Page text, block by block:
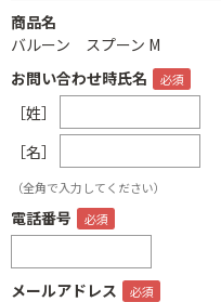
商品名
バルーン スプーン M
お問い合わせ時氏名
［姓］
［名］
（全角で入力してください）
電話番号
メールアドレス